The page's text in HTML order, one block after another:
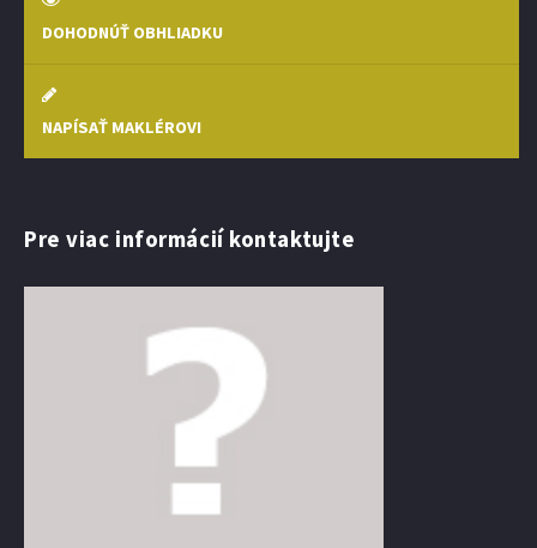
DOHODNÚŤ OBHLIADKU
NAPÍSAŤ MAKLÉROVI
Pre viac informácií kontaktujte